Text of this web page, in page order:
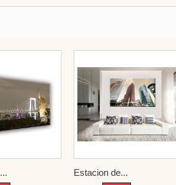
Estacion de...